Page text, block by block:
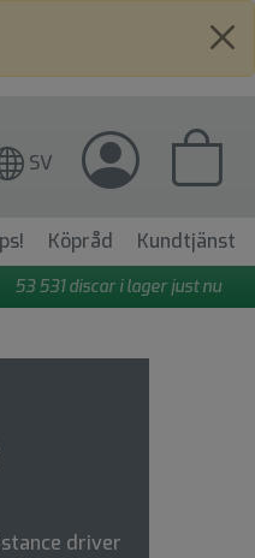
SV
Köpråd Kundtjänst
53 531 discar i lager just nu
driver